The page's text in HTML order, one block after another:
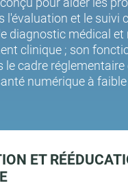
l'évaluation et le suivi
diagnostic médical et
clinique ; son
le cadre réglementaire
numérique à
ET